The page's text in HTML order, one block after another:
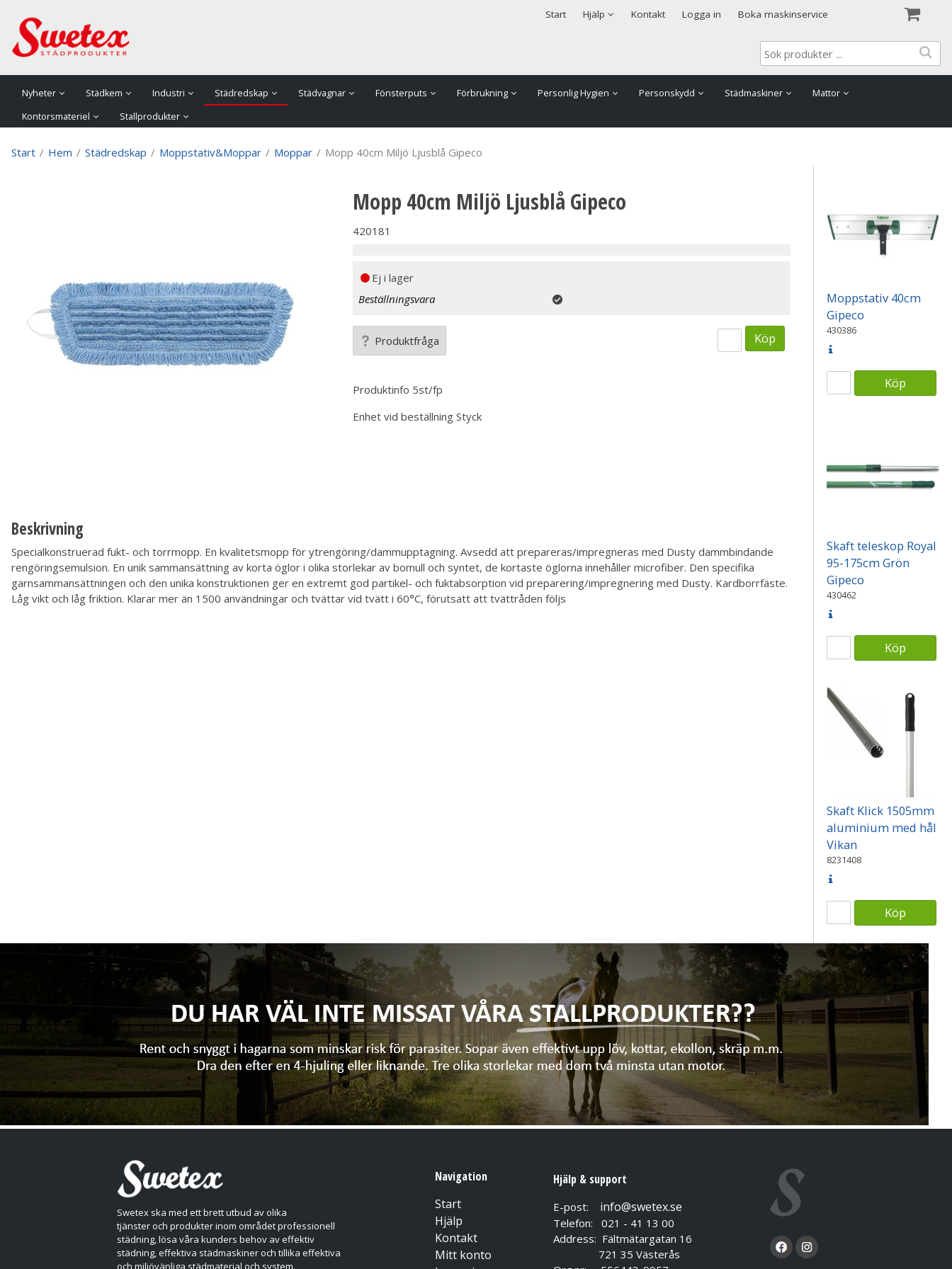
Start Hjälp
Säkerhet & Cookies Kontakt Logga in Boka maskinservice
Nyheter Städkem Industri Städredskap Städvagnar Fönsterputs Förbrukning Personlig Hygien Personskydd Städmaskiner
Mattor
Kontorsmateriel
Stallprodukter
Start / Hem / Städredskap / Moppstativ&Moppar / Moppar / Mopp 40cm Miljö Ljusblå Gipeco
Mopp 40cm Miljö Ljusblå Gipeco
420181
Ej i lager
Beställningsvara
Produktfråga Köp
Produktinfo 5st/fp
Enhet vid beställning Styck
Beskrivning
Specialkonstruerad fukt- och torrmopp. En kvalitetsmopp för ytrengöring/dammupptagning. Avsedd att prepareras/impregneras med Dusty dammbindande
rengöringsemulsion. En unik sammansättning av korta öglor i olika storlekar av bomull och syntet, de kortaste öglorna innehåller microfiber. Den specifika
garnsammansättningen och den unika konstruktionen ger en extremt god partikel- och fuktabsorption vid preparering/impregnering med Dusty. Kardborrfäste.
Låg vikt och låg friktion. Klarar mer än 1500 användningar och tvättar vid tvätt i 60°C, förutsatt att tvättråden följs
Moppstativ 40cm
Gipeco
430386
Köp
Skaft teleskop Royal
95-175cm Grön
Gipeco
430462
Köp
Skaft Klick 1505mm
aluminium med hål
Vikan
8231408
Köp
Swetex ska med ett brett utbud av olika
tjänster och produkter inom området professionell
städning, lösa våra kunders behov av effektiv
städning, effektiva städmaskiner och tillika effektiva
och miljövänliga städmaterial och system.
Navigation
Start
Hjälp
Kontakt
Mitt konto
Hjälp & support
E-post: info@swetex.se
Telefon: 021 - 41 13 00
Address: Fältmätargatan 16
721 35 Västerås